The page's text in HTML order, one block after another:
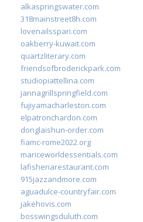
alkaspringswater.com
318mainstreet8h.com
lovenailsspari.com
oakberry-kuwait.com
quartzliterary.com
friendsofbroderickpark.com
studiopiattellina.com
jannagrillspringfield.com
fujiyamacharleston.com
elpatronchardon.com
donglaishun-order.com
fiamc-rome2022.org
mariceworldessentials.com
lafisheriarestaurant.com
915jazzandmore.com
aguadulce-countryfair.com
jakehovis.com
bosswingsduluth.com